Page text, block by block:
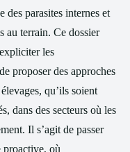
des parasites internes et
au terrain. Ce dossier
les
proposer des approches
qu’ils soient
dans des secteurs où les
Il s’agit de passer
proactive, où